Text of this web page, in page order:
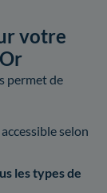
votre
permet de
accessible selon
les types de